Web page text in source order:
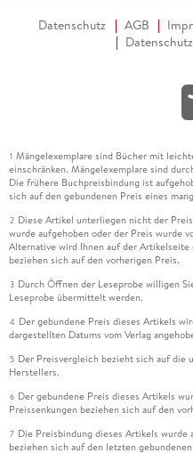
Datenschutz AGB
1 Mängelexemplare sind Bücher mit
einschränken. Mängelexemplare sind
Die frühere Buchpreisbindung ist
sich auf den gebundenen Preis eines
2 Diese Artikel unterliegen nicht der
wurde aufgehoben oder der Preis wurde
Alternative wird Ihnen auf der Artikelseite
beziehen sich auf den vorherigen Preis.
3 Durch Öffnen der Leseprobe willigen
Leseprobe übermittelt werden.
4 Der gebundene Preis dieses Artikels
dargestellten Datums vom Verlag
5 Der Preisvergleich bezieht sich auf die
Herstellers.
6 Der gebundene Preis dieses Artikels
Preissenkungen beziehen sich auf den
7 Die Preisbindung dieses Artikels wurde
beziehen sich auf den letzten